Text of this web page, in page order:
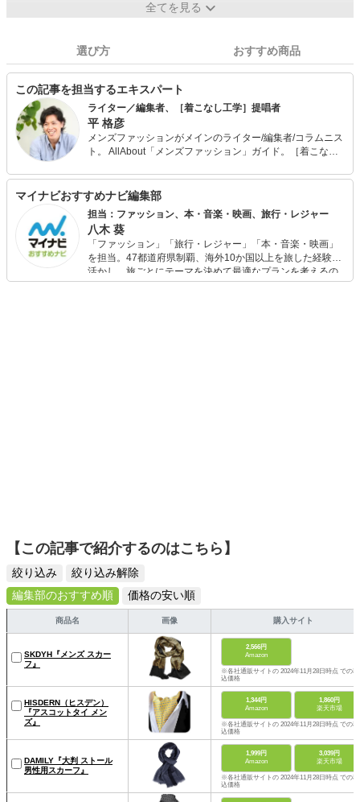
全てを見る
選び方 おすすめ商品
この記事を担当するエキスパート
ライター／編集者、［着こなし工学］提唱者
平 格彦
メンズファッションがメインのライター/編集者/コラムニス
ト。 AllAbout「メンズファッション」ガイド。［着こなし
ソムリエの資格も保有。 出版社から独立後、70ほどのメデ
ィアに関わり、客観的、横断的、俯瞰的なファッション分
析を得意とする。そんな視点を活かした［着こなし工学］
を構築中。 また、ライター向けのコミュニティを「DMMオ
ンラインサロン」で運営中。 最近の「マイナビおすすめナ
ビ」の記事においては、商品選びのアドバイスなど、監修
者として携わる。
マイナビおすすめナビ編集部
担当：ファッション、本・音楽・映画、旅行・レジャー
八木 葵
「ファッション」「旅行・レジャー」「本・音楽・映画」
を担当。47都道府県制覇、海外10か国以上を旅した経験を
活かし、旅ごとにテーマを決めて最適なプランを考えるの
が得意。また、アパレルショップでの販売経験もあり。誰
【この記事で紹介するのはこちら】
絞り込み
絞り込み解除
編集部のおすすめ順
価格の安い順
商品名 画像 購入サイト
SKDYH『メンズ スカー
フ』
2,566円
Amazon
※各社通販サイトの 2024年11月28日時点 での税
込価格
HISDERN（ヒスデン）
『アスコットタイ メン
ズ』
1,344円
Amazon
1,860円
楽天市場
※各社通販サイトの 2024年11月28日時点 での税
込価格
DAMILY『大判 ストール
男性用スカーフ』
1,999円
Amazon
3,039円
楽天市場
※各社通販サイトの 2024年11月28日時点 での税
込価格